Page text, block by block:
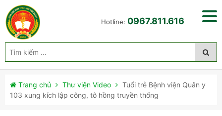
Hotline: 0967.811.616
Trang chủ Thư viện Video
Tuổi trẻ Bệnh viện Quân y
103 xung kích lập công, tô hồng truyền thống